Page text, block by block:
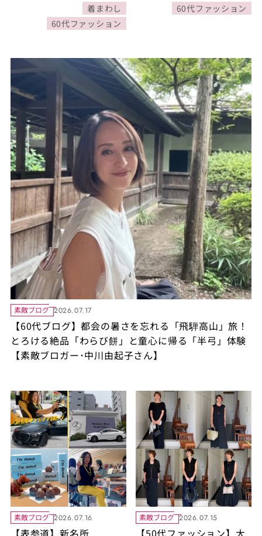
着まわし
60代ファッション
60代ファッション
素敵ブログ 2026.07.17
【60代ブログ】都会の暑さを忘れる「飛騨高山」旅！
とろける絶品「わらび餅」と童心に帰る「半弓」体験
【素敵ブロガー･中川由起子さん】
素敵ブログ 2026.07.16 素敵ブログ 2026.07.15